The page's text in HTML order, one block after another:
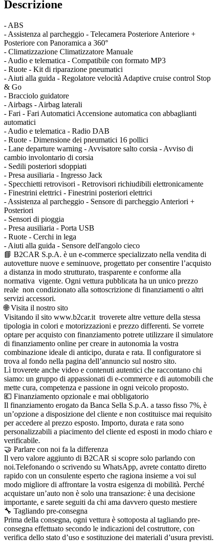
Descrizione
- ABS
- Assistenza al parcheggio - Telecamera Posteriore Anteriore +
Posteriore con Panoramica a 360°
- Climatizzazione Climatizzatore Manuale
- Audio e telematica - Compatibile con formato MP3
- Ruote - Kit di riparazione pneumatici
- Aiuti alla guida - Regolatore velocità Adaptive cruise control Stop
& Go
- Bracciolo guidatore
- Airbags - Airbag laterali
- Fari - Fari Automatici Accensione automatica con abbaglianti
automatici
- Audio e telematica - Radio DAB
- Ruote - Dimensione dei pneumatici 16 pollici
- Lane departure warning - Avvisatore salto corsia - Avviso di
cambio involontario di corsia
- Sedili posteriori sdoppiati
- Presa ausiliaria - Ingresso Jack
- Specchietti retrovisori - Retrovisori richiudibili elettronicamente
- Finestrini elettrici - Finestrini posteriori elettrici
- Assistenza al parcheggio - Sensore di parcheggio Anteriori +
Posteriori
- Sensori di pioggia
- Presa ausiliaria - Porta USB
- Ruote - Cerchi in lega
- Aiuti alla guida - Sensore dell'angolo cieco
📘 B2CAR S.p.A. è un e-commerce specializzato nella vendita di
autovetture nuove e seminuove, progettato per consentire l’acquisto
a distanza in modo strutturato, trasparente e conforme alla
normativa vigente. Ogni vettura pubblicata ha un unico prezzo
reale non condizionato alla sottoscrizione di finanziamenti o altri
servizi accessori.
🌐 Visita il nostro sito
Visitando il sito www.b2car.it troverete altre vetture della stessa
tipologia in colori e motorizzazioni e prezzo differenti. Se vorrete
optare per acquisto con finanziamento potrete utilizzare il simulatore
di finanziamento online per creare in autonomia la vostra
combinazione ideale di anticipo, durata e rata. Il configuratore si
trova al fondo nella pagina dell’annuncio sul nostro sito.
Lì troverete anche video e contenuti autentici che raccontano chi
siamo: un gruppo di appassionati di e-commerce e di automobili che
mette cura, competenza e passione in ogni veicolo proposto.
💶 Finanziamento opzionale e mai obbligatorio
Il finanziamento erogato da Banca Sella S.p.A. a tasso fisso 7%, è
un’opzione a disposizione del cliente e non costituisce mai requisito
per accedere al prezzo esposto. Importo, durata e rata sono
personalizzabili a piacimento del cliente ed esposti in modo chiaro e
verificabile.
🤝 Parlare con noi fa la differenza
Il vero valore aggiunto di B2CAR si scopre solo parlando con
noi.Telefonando o scrivendo su WhatsApp, avrete contatto diretto
rapido con un consulente esperto che ragiona insieme a voi sul
modo migliore di affrontare la vostra esigenza di mobilità. Perché
acquistare un’auto non è solo una transazione: è una decisione
importante, e sarete seguiti da chi ama davvero questo mestiere
🔧 Tagliando pre-consegna
Prima della consegna, ogni vettura è sottoposta al tagliando pre-
consegna effettuato secondo le indicazioni del costruttore, con
verifica dello stato d’uso e sostituzione dei materiali d’usura previsti.